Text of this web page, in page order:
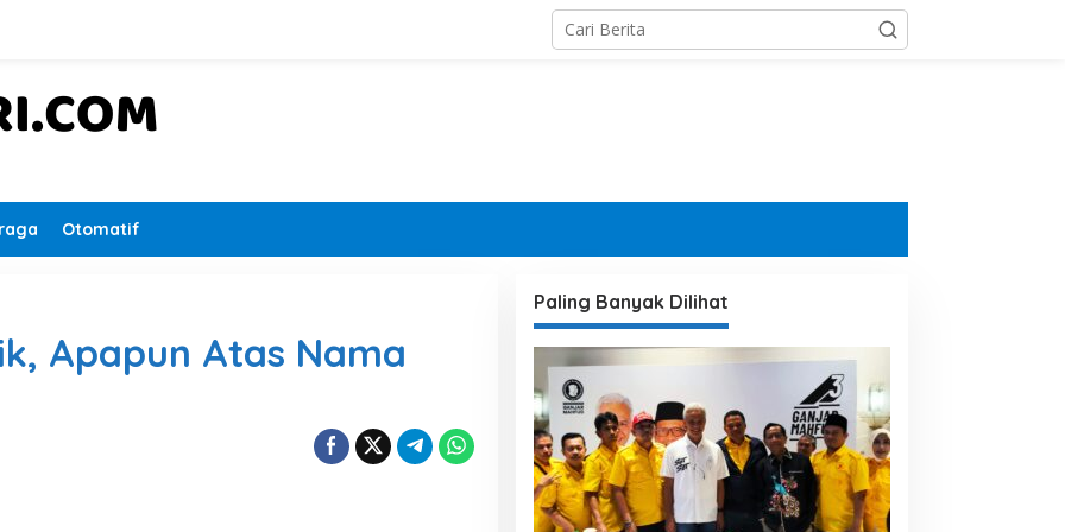
Otomatif
Apapun Atas Nama
Paling Banyak Dilihat